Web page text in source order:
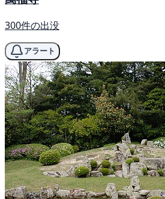
300件の出没
アラート